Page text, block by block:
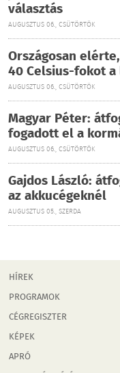
választás
AUGUSZTUS 06., CSÜTÖRTÖK
Országosan
40 Celsius-fokot
AUGUSZTUS 06., CSÜTÖRTÖK
Magyar Péter:
fogadott el a
AUGUSZTUS 06., CSÜTÖRTÖK
Gajdos László:
az akkucégeknél
AUGUSZTUS 05., SZERDA
HÍREK
PROGRAMOK
CÉGREGISZTER
KÉPEK
APRÓ